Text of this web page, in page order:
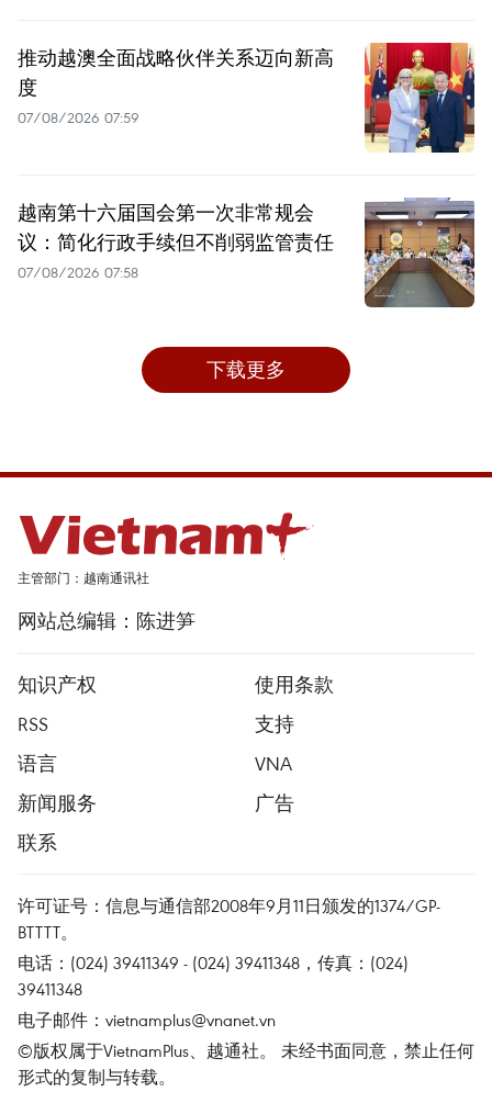
推动越澳全面战略伙伴关系迈向新高
度
07/08/2026 07:59
越南第十六届国会第一次非常规会
议：简化行政手续但不削弱监管责任
07/08/2026 07:58
下载更多
主管部门：越南通讯社
网站总编辑：陈进笋
知识产权
使用条款
RSS
支持
语言
VNA
新闻服务
广告
联系
许可证号：信息与通信部2008年9月11日颁发的1374/GP-
BTTTT。
电话：(024) 39411349 - (024) 39411348，传真：(024)
39411348
电子邮件： vietnamplus@vnanet.vn
©版权属于VietnamPlus、越通社。 未经书面同意，禁止任何
形式的复制与转载。